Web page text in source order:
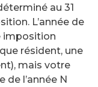
au 31
L’année de
imposition
résident, une
mais votre
l’année N